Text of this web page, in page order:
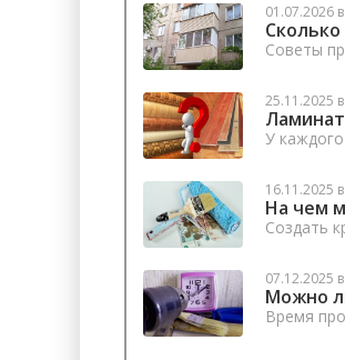
01.07.2026
Советы
25.11.2025
У
16.11.2025
На чем
Создать
07.12.2025
Можно
Время